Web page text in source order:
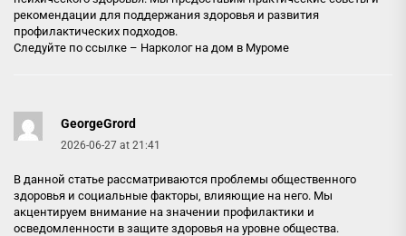
рекомендации для поддержания здоровья и развития
профилактических подходов.
Следуйте по ссылке – Нарколог на дом в Муроме
GeorgeGrord
2026-06-27 at 21:41
В данной статье рассматриваются проблемы общественного
здоровья и социальные факторы, влияющие на него. Мы
акцентируем внимание на значении профилактики и
осведомленности в защите здоровья на уровне общества.